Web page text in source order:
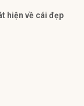
hiện về cái đẹp